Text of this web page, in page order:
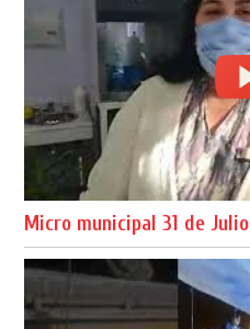
Micro municipal 31 de Julio